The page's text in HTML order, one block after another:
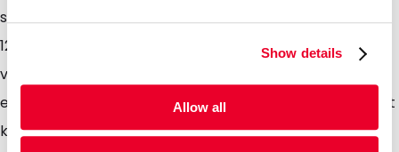
Show details
Allow all
sie verdient. Die glänzend gefärbten Umschläge von
123briefumschlag sind von Topqualität. Diese sind
versehen mit Klappe mit Klebestreifen der durch
einen Schutzstreifen geschützt wird, dadurch entsteht
kein Problem beim zukleben. Standard aus Vorrat